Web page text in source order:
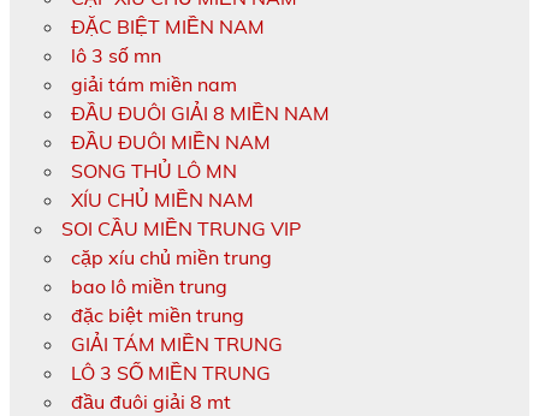
ĐẶC BIỆT MIỀN NAM
lô 3 số mn
giải tám miền nam
ĐẦU ĐUÔI GIẢI 8 MIỀN NAM
ĐẦU ĐUÔI MIỀN NAM
SONG THỦ LÔ MN
XÍU CHỦ MIỀN NAM
SOI CẦU MIỀN TRUNG VIP
cặp xíu chủ miền trung
bao lô miền trung
đặc biệt miền trung
GIẢI TÁM MIỀN TRUNG
LÔ 3 SỐ MIỀN TRUNG
đầu đuôi giải 8 mt